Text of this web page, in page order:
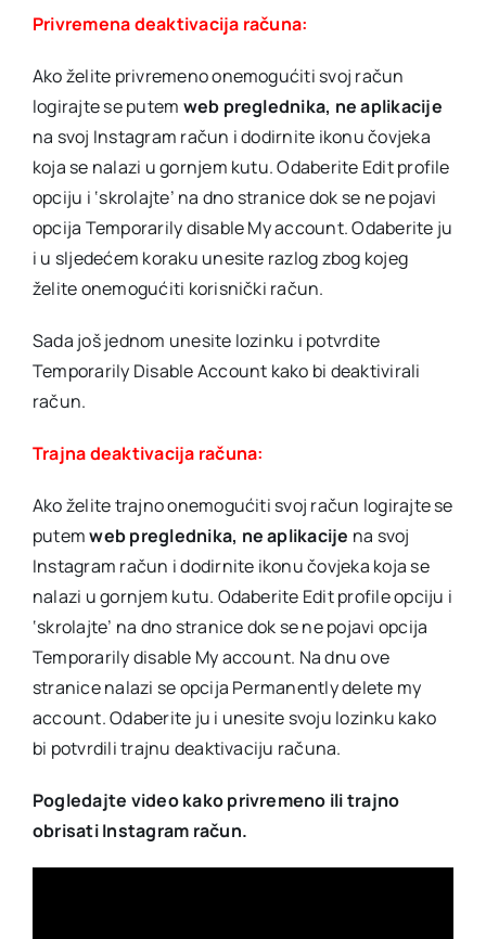
Privremena deaktivacija računa:
Ako želite privremeno onemogućiti svoj račun
logirajte se putem web preglednika, ne aplikacije
na svoj Instagram račun i dodirnite ikonu čovjeka
koja se nalazi u gornjem kutu. Odaberite Edit profile
opciju i ‘skrolajte’ na dno stranice dok se ne pojavi
opcija Temporarily disable My account. Odaberite ju
i u sljedećem koraku unesite razlog zbog kojeg
želite onemogućiti korisnički račun.
Sada još jednom unesite lozinku i potvrdite
Temporarily Disable Account kako bi deaktivirali
račun.
Trajna deaktivacija računa:
Ako želite trajno onemogućiti svoj račun logirajte se
putemweb preglednika, ne aplikacije na svoj
Instagram račun i dodirnite ikonu čovjeka koja se
nalazi u gornjem kutu. Odaberite Edit profile opciju i
‘skrolajte’ na dno stranice dok se ne pojavi opcija
Temporarily disable My account. Na dnu ove
stranice nalazi se opcija Permanently delete my
account. Odaberite ju i unesite svoju lozinku kako
bi potvrdili trajnu deaktivaciju računa.
Pogledajte video kako privremeno ili trajno
obrisati Instagram račun.